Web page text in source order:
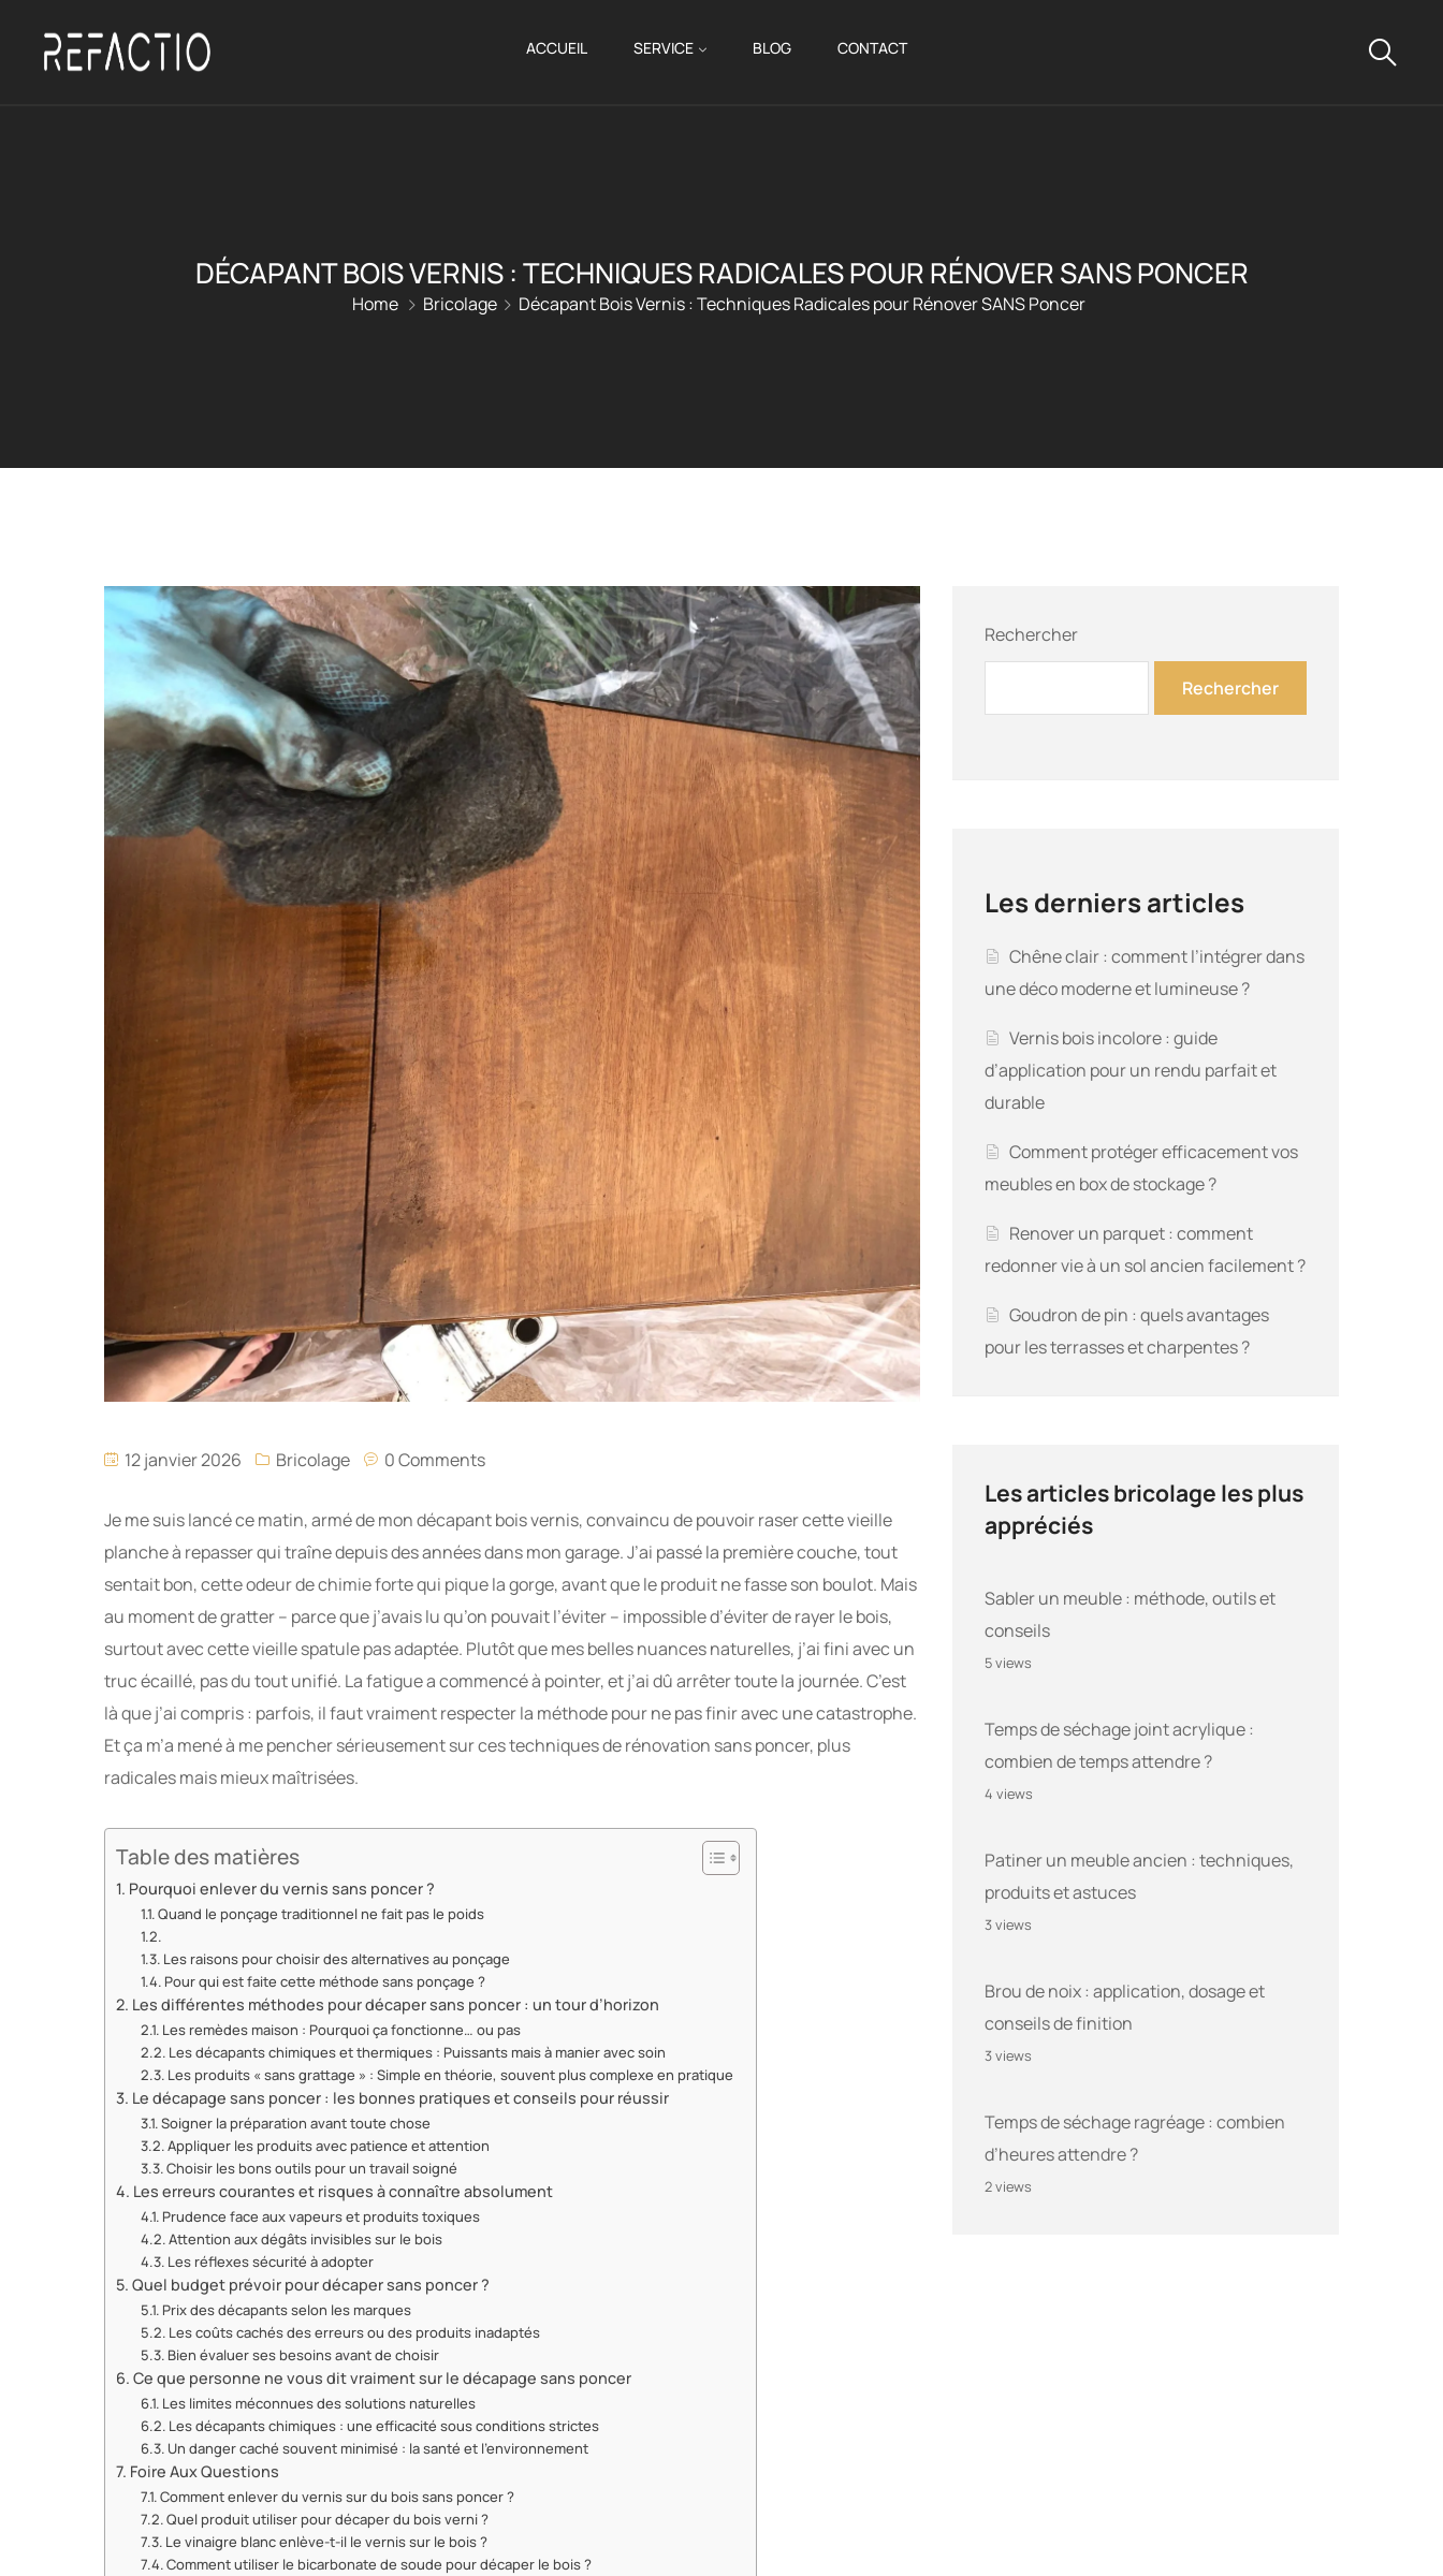
ACCUEIL SERVICE BLOG CONTACT
DÉCAPANT BOIS VERNIS : TECHNIQUES RADICALES POUR RÉNOVER SANS PONCER
Home Bricolage Décapant Bois Vernis : Techniques Radicales pour Rénover SANS Poncer
12 janvier 2026 Bricolage 0 Comments
Je me suis lancé ce matin, armé de mon décapant bois vernis, convaincu de pouvoir raser cette vieille
planche à repasser qui traîne depuis des années dans mon garage. J’ai passé la première couche, tout
sentait bon, cette odeur de chimie forte qui pique la gorge, avant que le produit ne fasse son boulot. Mais
au moment de gratter – parce que j’avais lu qu’on pouvait l’éviter – impossible d’éviter de rayer le bois,
surtout avec cette vieille spatule pas adaptée. Plutôt que mes belles nuances naturelles, j’ai fini avec un
truc écaillé, pas du tout unifié. La fatigue a commencé à pointer, et j’ai dû arrêter toute la journée. C’est
là que j’ai compris : parfois, il faut vraiment respecter la méthode pour ne pas finir avec une catastrophe.
Et ça m’a mené à me pencher sérieusement sur ces techniques de rénovation sans poncer, plus
radicales mais mieux maîtrisées.
Table des matières
Pourquoi enlever du vernis sans poncer ?
Quand le ponçage traditionnel ne fait pas le poids
Les raisons pour choisir des alternatives au ponçage
Pour qui est faite cette méthode sans ponçage ?
Les différentes méthodes pour décaper sans poncer : un tour d’horizon
Les remèdes maison : Pourquoi ça fonctionne… ou pas
Les décapants chimiques et thermiques : Puissants mais à manier avec soin
Les produits « sans grattage » : Simple en théorie, souvent plus complexe en pratique
Le décapage sans poncer : les bonnes pratiques et conseils pour réussir
Soigner la préparation avant toute chose
Appliquer les produits avec patience et attention
Choisir les bons outils pour un travail soigné
Les erreurs courantes et risques à connaître absolument
Prudence face aux vapeurs et produits toxiques
Attention aux dégâts invisibles sur le bois
Les réflexes sécurité à adopter
Quel budget prévoir pour décaper sans poncer ?
Prix des décapants selon les marques
Les coûts cachés des erreurs ou des produits inadaptés
Bien évaluer ses besoins avant de choisir
Ce que personne ne vous dit vraiment sur le décapage sans poncer
Les limites méconnues des solutions naturelles
Les décapants chimiques : une efficacité sous conditions strictes
Un danger caché souvent minimisé : la santé et l’environnement
Foire Aux Questions
Comment enlever du vernis sur du bois sans poncer ?
Quel produit utiliser pour décaper du bois verni ?
Le vinaigre blanc enlève-t-il le vernis sur le bois ?
Comment utiliser le bicarbonate de soude pour décaper le bois ?
Rechercher
Rechercher
Les derniers articles
Chêne clair : comment l’intégrer dans
une déco moderne et lumineuse ?
Vernis bois incolore : guide
d’application pour un rendu parfait et
durable
Comment protéger efficacement vos
meubles en box de stockage ?
Renover un parquet : comment
redonner vie à un sol ancien facilement ?
Goudron de pin : quels avantages
pour les terrasses et charpentes ?
Les articles bricolage les plus
appréciés
Sabler un meuble : méthode, outils et
conseils
5 views
Temps de séchage joint acrylique :
combien de temps attendre ?
4 views
Patiner un meuble ancien : techniques,
produits et astuces
3 views
Brou de noix : application, dosage et
conseils de finition
3 views
Temps de séchage ragréage : combien
d’heures attendre ?
2 views